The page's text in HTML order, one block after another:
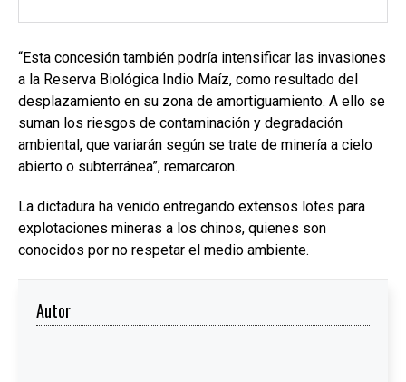
“Esta concesión también podría intensificar las invasiones
a la Reserva Biológica Indio Maíz, como resultado del
desplazamiento en su zona de amortiguamiento. A ello se
suman los riesgos de contaminación y degradación
ambiental, que variarán según se trate de minería a cielo
abierto o subterránea”, remarcaron.
La dictadura ha venido entregando extensos lotes para
explotaciones mineras a los chinos, quienes son
conocidos por no respetar el medio ambiente.
Autor